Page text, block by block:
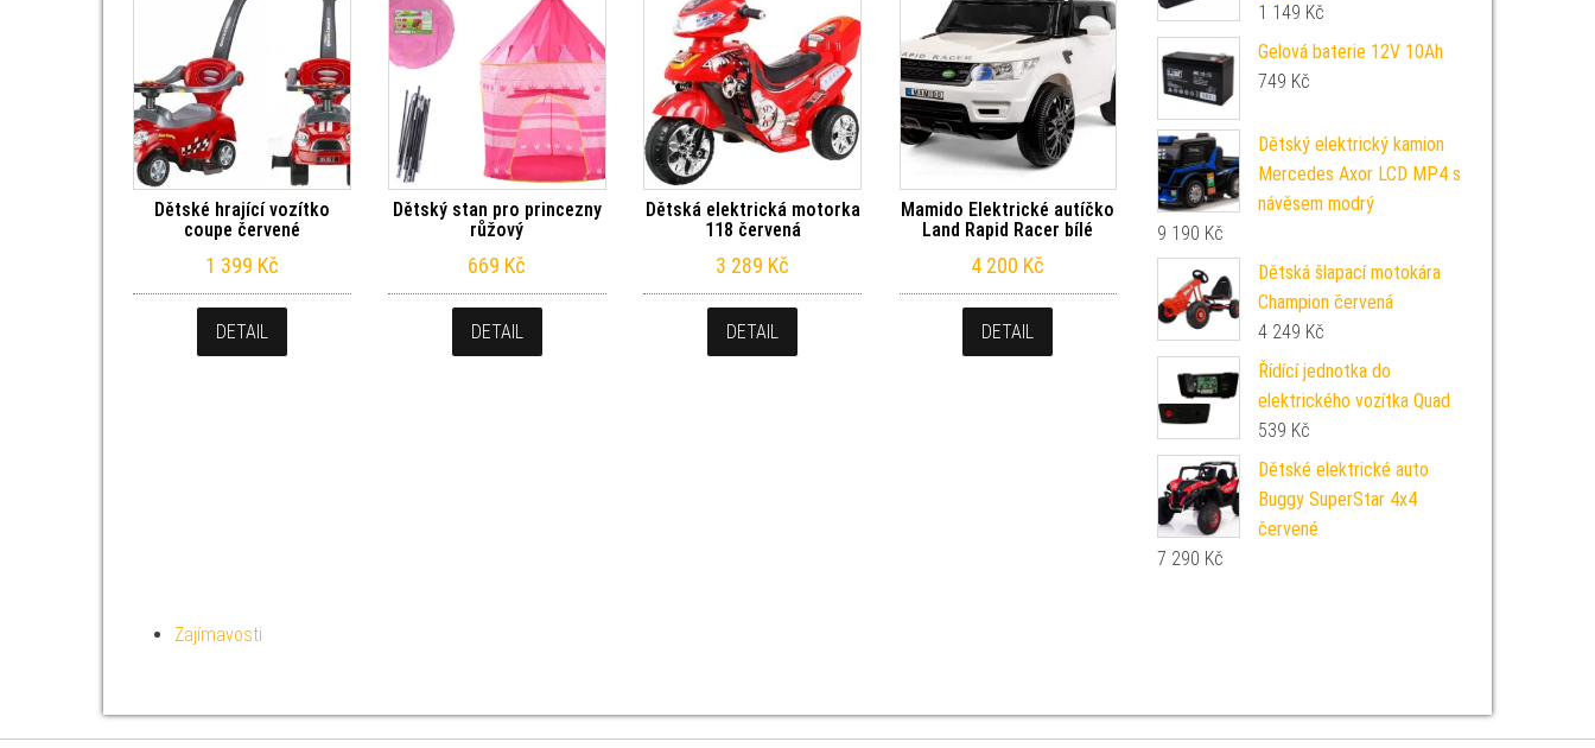
Dětské hrající vozítko
coupe červené
1 399 Kč
DETAIL
Dětský stan pro princezny
růžový
669 Kč
DETAIL
Dětská elektrická motorka
118 červená
3 289 Kč
DETAIL
Mamido Elektrické autíčko
Land Rapid Racer bílé
4 200 Kč
DETAIL
1 149 Kč
Gelová baterie 12V 10Ah
749 Kč
Dětský elektrický kamion
Mercedes Axor LCD MP4 s
návěsem modrý
9 190 Kč
Dětská šlapací motokára
Champion červená
4 249 Kč
Řídící jednotka do
elektrického vozítka Quad
539 Kč
Dětské elektrické auto
Buggy SuperStar 4x4
červené
7 290 Kč
Zajímavosti